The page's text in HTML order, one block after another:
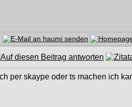
per skaype oder ts machen ich